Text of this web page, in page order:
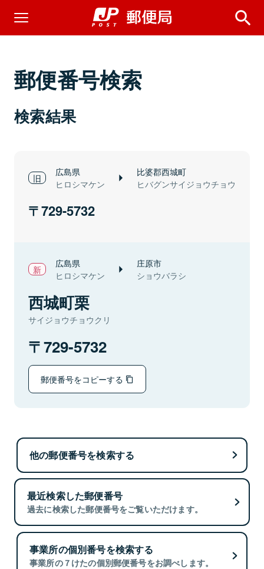
郵便番号検索
検索結果
広島県
ヒロシマケン
比婆郡西城町
ヒバグンサイジョウチョウ
729-5732
広島県
ヒロシマケン
庄原市
ショウバラシ
西城町栗
サイジョウチョウクリ
729-5732
郵便番号をコピーする
他の郵便番号を検索する
最近検索した郵便番号
過去に検索した郵便番号をご覧いただけます。
事業所の個別番号を検索する
事業所の７けたの個別郵便番号をお調べします。